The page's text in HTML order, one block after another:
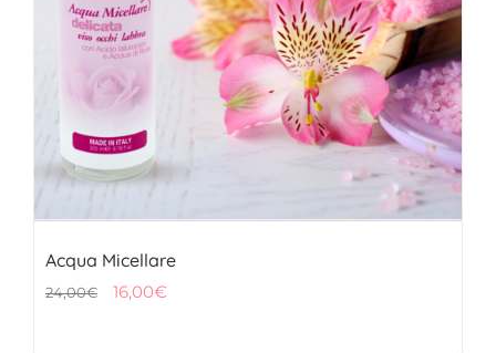
CHI SIAMO
Acqua Micellare
24,00€
Il
16,00€